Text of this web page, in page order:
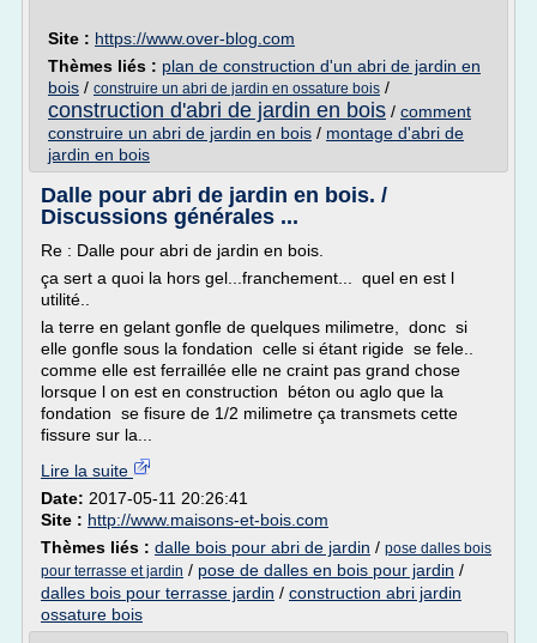
Site : https://www.over-blog.com
Thèmes liés : plan de construction d'un abri de jardin en
bois / construire un abri de jardin en ossature bois /
construction d'abri de jardin en bois / comment
construire un abri de jardin en bois / montage d'abri de
jardin en bois
Dalle pour abri de jardin en bois. /
Discussions générales ...
Re : Dalle pour abri de jardin en bois.
ça sert a quoi la hors gel...franchement... quel en est l
utilité..
la terre en gelant gonfle de quelques milimetre, donc si
elle gonfle sous la fondation celle si étant rigide se fele..
comme elle est ferraillée elle ne craint pas grand chose
lorsque l on est en construction béton ou aglo que la
fondation se fisure de 1/2 milimetre ça transmets cette
fissure sur la...
Lire la suite
Date: 2017-05-11 20:26:41
Site : http://www.maisons-et-bois.com
Thèmes liés : dalle bois pour abri de jardin / pose dalles bois
pour terrasse et jardin / pose de dalles en bois pour jardin /
dalles bois pour terrasse jardin / construction abri jardin
ossature bois